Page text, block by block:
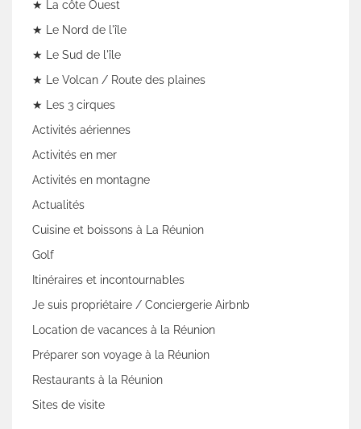
★ La côte Ouest
★ Le Nord de l'île
★ Le Sud de l'île
★ Le Volcan / Route des plaines
★ Les 3 cirques
Activités aériennes
Activités en mer
Activités en montagne
Actualités
Cuisine et boissons à La Réunion
Golf
Itinéraires et incontournables
Je suis propriétaire / Conciergerie Airbnb
Location de vacances à la Réunion
Préparer son voyage à la Réunion
Restaurants à la Réunion
Sites de visite